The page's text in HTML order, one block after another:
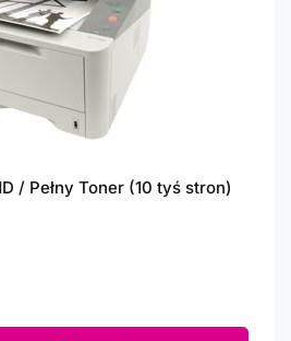
/ Pełny Toner (10 tyś stron)